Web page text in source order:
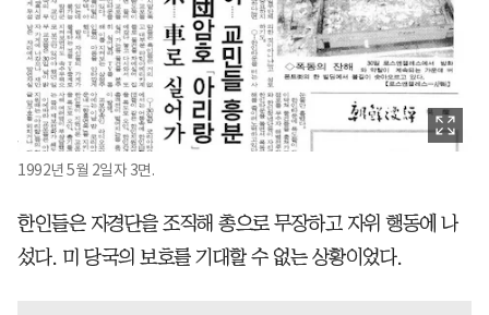
1992년 5월 2일자 3면.
한인들은 자경단을 조직해 총으로 무장하고 자위 행동에 나
섰다. 미 당국의 보호를 기대할 수 없는 상황이었다.